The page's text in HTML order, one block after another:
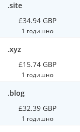
.site
£34.94 GBP
1 годишно
.xyz
£15.74 GBP
1 годишно
.blog
£32.39 GBP
1 годишно